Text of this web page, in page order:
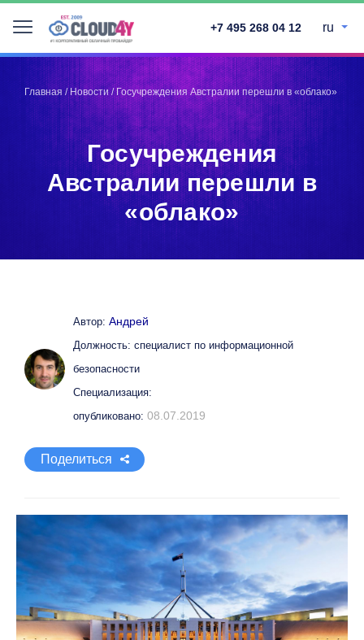
+7 495 268 04 12 ru
Главная/Новости/Госучреждения Австралии перешли в «облако»
Госучреждения
Австралии перешли в
«облако»
Автор: Андрей
Должность: специалист по информационной
безопасности
Специализация:
опубликовано: 08.07.2019
Поделиться
Telegram
Запинить
Твитнуть
LinkedIn
Facebook
ВКонтакте
Telegram
Запинить
Твитнуть
LinkedIn
Facebook
ВКонтакте